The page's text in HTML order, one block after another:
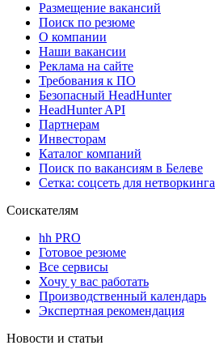
Размещение вакансий
Поиск по резюме
О компании
Наши вакансии
Реклама на сайте
Требования к ПО
Безопасный HeadHunter
HeadHunter API
Партнерам
Инвесторам
Каталог компаний
Поиск по вакансиям в Белеве
Сетка: соцсеть для нетворкинга
Соискателям
hh PRO
Готовое резюме
Все сервисы
Хочу у вас работать
Производственный календарь
Экспертная рекомендация
Новости и статьи